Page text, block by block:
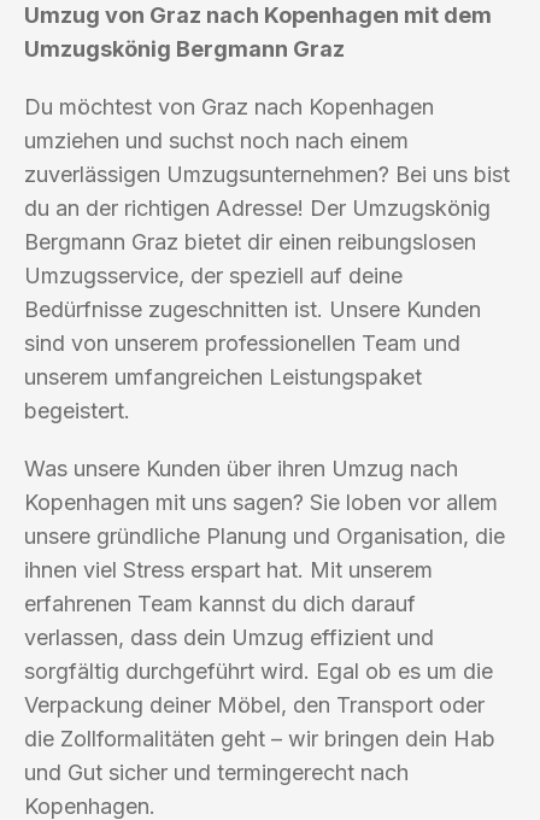
Umzug von Graz nach Kopenhagen mit dem
Umzugskönig Bergmann Graz
Du möchtest von Graz nach Kopenhagen
umziehen und suchst noch nach einem
zuverlässigen Umzugsunternehmen? Bei uns bist
du an der richtigen Adresse! Der Umzugskönig
Bergmann Graz bietet dir einen reibungslosen
Umzugsservice, der speziell auf deine
Bedürfnisse zugeschnitten ist. Unsere Kunden
sind von unserem professionellen Team und
unserem umfangreichen Leistungspaket
begeistert.
Was unsere Kunden über ihren Umzug nach
Kopenhagen mit uns sagen? Sie loben vor allem
unsere gründliche Planung und Organisation, die
ihnen viel Stress erspart hat. Mit unserem
erfahrenen Team kannst du dich darauf
verlassen, dass dein Umzug effizient und
sorgfältig durchgeführt wird. Egal ob es um die
Verpackung deiner Möbel, den Transport oder
die Zollformalitäten geht – wir bringen dein Hab
und Gut sicher und termingerecht nach
Kopenhagen.